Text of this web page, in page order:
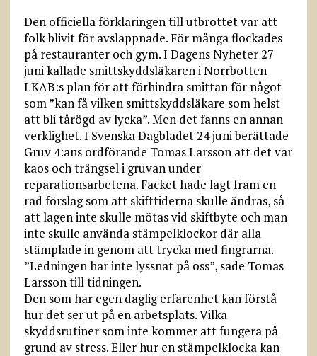
Den officiella förklaringen till utbrottet var att
folk blivit för avslappnade. För många flockades
på restauranter och gym. I Dagens Nyheter 27
juni kallade smittskyddsläkaren i Norrbotten
LKAB:s plan för att förhindra smittan för något
som ”kan få vilken smittskyddsläkare som helst
att bli tårögd av lycka”. Men det fanns en annan
verklighet. I Svenska Dagbladet 24 juni berättade
Gruv 4:ans ordförande Tomas Larsson att det var
kaos och trängsel i gruvan under
reparationsarbetena. Facket hade lagt fram en
rad förslag som att skifttiderna skulle ändras, så
att lagen inte skulle mötas vid skiftbyte och man
inte skulle använda stämpelklockor där alla
stämplade in genom att trycka med fingrarna.
”Ledningen har inte lyssnat på oss”, sade Tomas
Larsson till tidningen.
Den som har egen daglig erfarenhet kan förstå
hur det ser ut på en arbetsplats. Vilka
skyddsrutiner som inte kommer att fungera på
grund av stress. Eller hur en stämpelklocka kan